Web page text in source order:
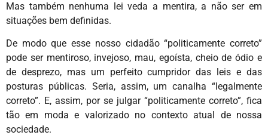
Mas também nenhuma lei veda a mentira, a não ser em
situações bem definidas.
De modo que esse nosso cidadão “politicamente correto”
pode ser mentiroso, invejoso, mau, egoísta, cheio de ódio e
de desprezo, mas um perfeito cumpridor das leis e das
posturas públicas. Seria, assim, um canalha “legalmente
correto”. E, assim, por se julgar “politicamente correto”, fica
tão em moda e valorizado no contexto atual de nossa
sociedade.